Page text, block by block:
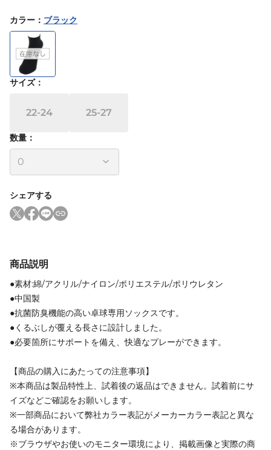
カラー ： ブラック
サイズ：
22-24 25-27
数量：
シェアする
商品説明
●素材:綿/アクリル/ナイロン/ポリエステル/ポリウレタン
●中国製
●抗菌防臭機能の高い卓球専用ソックスです。
●くるぶしが覆える長さに設計しました。
●必要箇所にサポートを備え、快適なプレーができます。
【商品の購入にあたっての注意事項】
※本商品は製品特性上、試着後の返品はできません。試着前にサ
イズなどご確認をお願いします。
※一部商品において弊社カラー表記がメーカーカラー表記と異な
る場合があります。
※ブラウザやお使いのモニター環境により、掲載画像と実際の商